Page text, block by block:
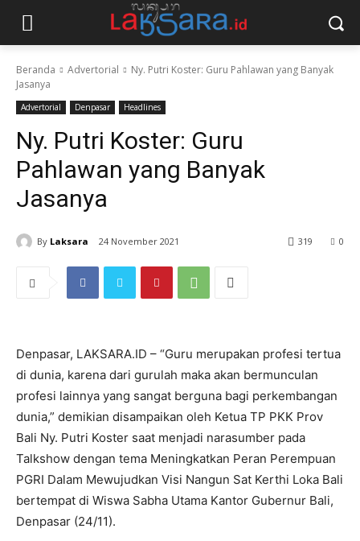
Beranda Advertorial
Ny. Putri Koster: Guru Pahlawan yang Banyak
Jasanya
Advertorial Denpasar Headlines
Ny. Putri Koster: Guru
Pahlawan yang Banyak
Jasanya
By Laksara 24 November 2021 0
319
Denpasar, LAKSARA.ID – “Guru merupakan profesi tertua
di dunia, karena dari gurulah maka akan bermunculan
profesi lainnya yang sangat berguna bagi perkembangan
dunia,” demikian disampaikan oleh Ketua TP PKK Prov
Bali Ny. Putri Koster saat menjadi narasumber pada
Talkshow dengan tema Meningkatkan Peran Perempuan
PGRI Dalam Mewujudkan Visi Nangun Sat Kerthi Loka Bali
bertempat di Wiswa Sabha Utama Kantor Gubernur Bali,
Denpasar (24/11).